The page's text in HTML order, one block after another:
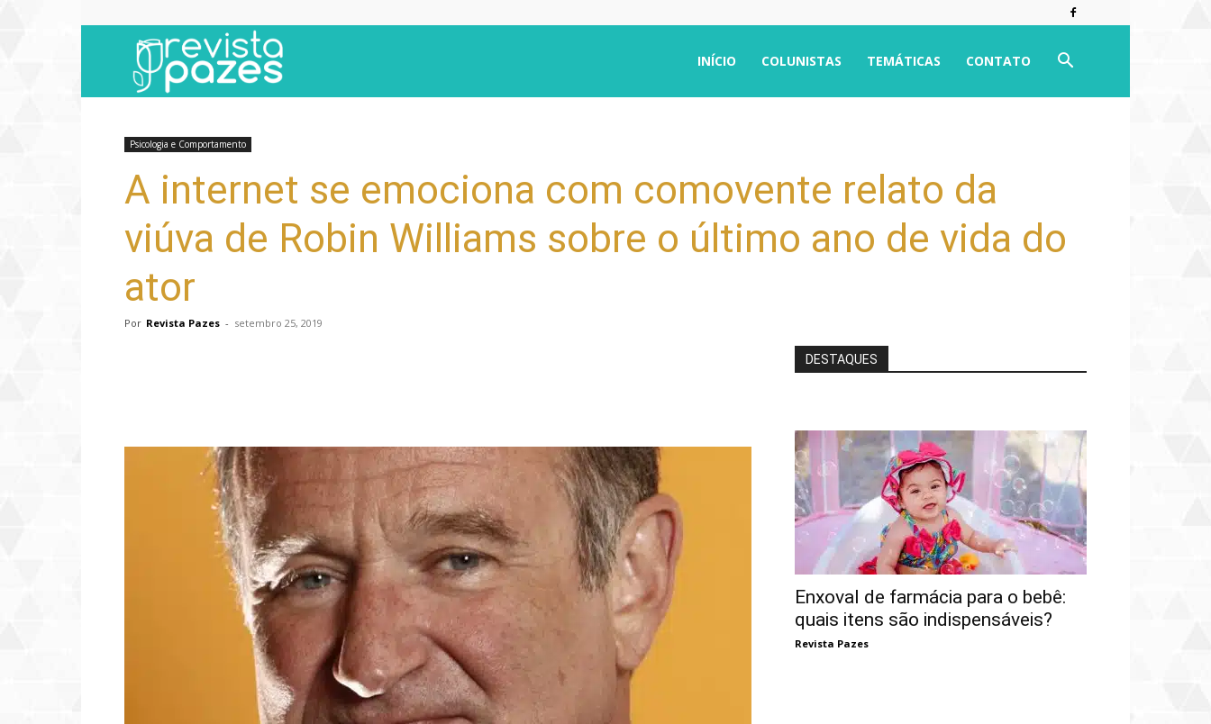
INÍCIO COLUNISTAS TEMÁTICAS CONTATO
Psicologia e Comportamento
A internet se emociona com comovente relato da
viúva de Robin Williams sobre o último ano de vida do
ator
Por Revista Pazes - setembro 25, 2019
DESTAQUES
Enxoval de farmácia para o bebê:
quais itens são indispensáveis?
Revista Pazes